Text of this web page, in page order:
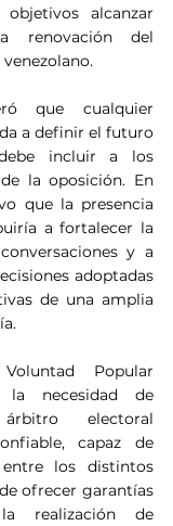
alcanzar
renovación del
que cualquier
a definir el futuro
incluir a los
la oposición. En
que la presencia
a fortalecer la
y a
adoptadas
de una amplia
Popular
la necesidad de
electoral
capaz de
los distintos
ofrecer garantías
realización de